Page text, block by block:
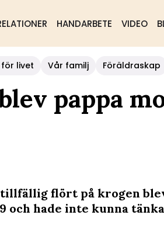
HANDARBETE VIDEO
livet Vår familj Föräldraskap
pappa
flört på krogen
och hade inte kunna